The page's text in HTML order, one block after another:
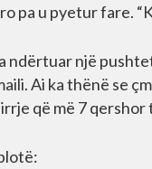
pa u pyetur fare.
ndërtuar një
Ai ka thënë se
që më 7